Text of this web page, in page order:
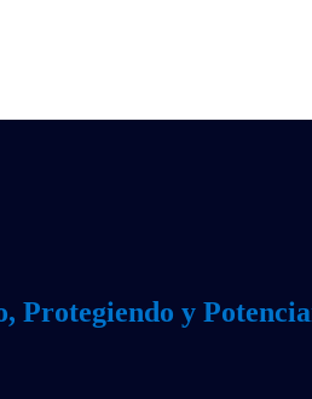
Protegiendo y